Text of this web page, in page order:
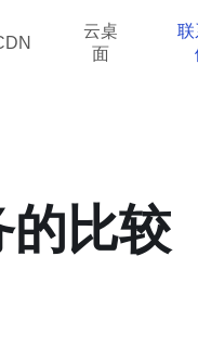
云桌
面
联
比较